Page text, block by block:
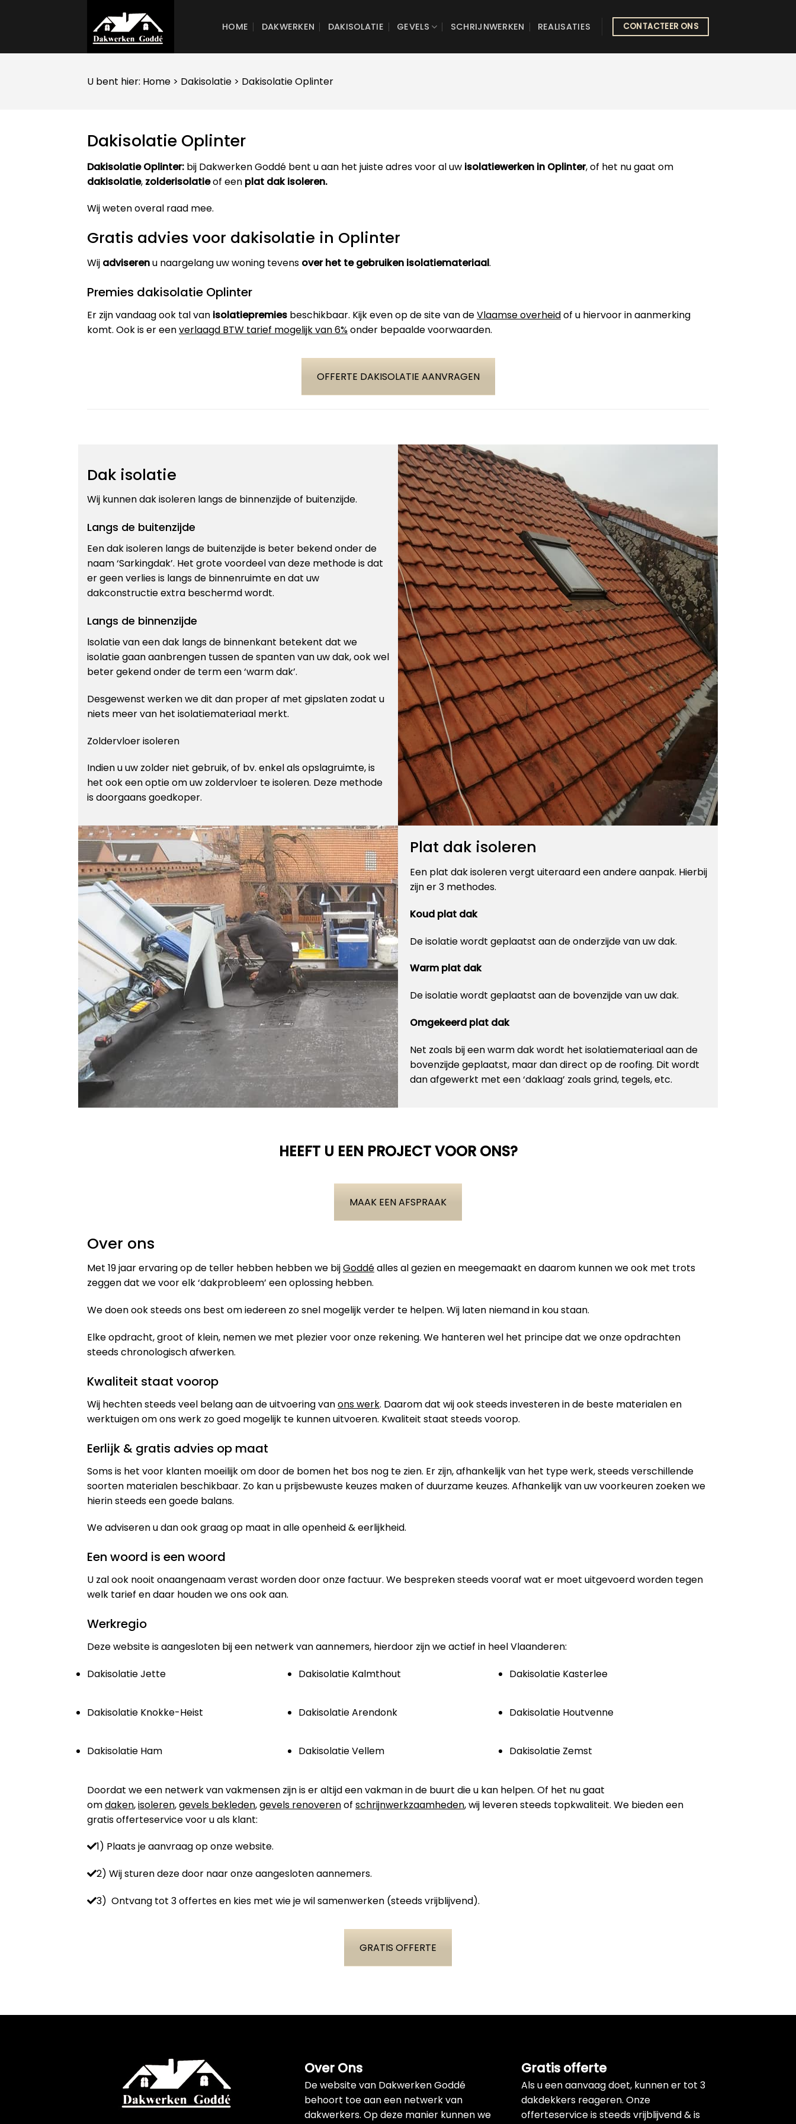
HOME DAKWERKEN DAKISOLATIE GEVELS SCHRIJNWERKEN REALISATIES CONTACTEER ONS
U bent hier: Home > Dakisolatie > Dakisolatie Oplinter
Dakisolatie Oplinter
Dakisolatie Oplinter: bij Dakwerken Goddé bent u aan het juiste adres voor al uw isolatiewerken in Oplinter, of het nu gaat om
dakisolatie, zolderisolatieof een plat dak isoleren.
Wij weten overal raad mee.
Gratis advies voor dakisolatie in Oplinter
Wij adviserenu naargelang uw woning tevens over het te gebruiken isolatiemateriaal.
Premies dakisolatie Oplinter
Er zijn vandaag ook tal van isolatiepremies beschikbaar. Kijk even op de site van deVlaamse overheidof u hiervoor in aanmerking
komt. Ook is er eenverlaagd BTW tarief mogelijk van 6%onder bepaalde voorwaarden.
OFFERTE DAKISOLATIE AANVRAGEN
Dak isolatie
Wij kunnen dak isoleren langs de binnenzijde of buitenzijde.
Langs de buitenzijde
Een dak isoleren langs de buitenzijde is beter bekend onder de
naam ‘Sarkingdak’. Het grote voordeel van deze methode is dat
er geen verlies is langs de binnenruimte en dat uw
dakconstructie extra beschermd wordt.
Langs de binnenzijde
Isolatie van een dak langs de binnenkant betekent dat we
isolatie gaan aanbrengen tussen de spanten van uw dak, ook wel
beter gekend onder de term een ‘warm dak’.
Desgewenst werken we dit dan proper af met gipslaten zodat u
niets meer van het isolatiemateriaal merkt.
Zoldervloer isoleren
Indien u uw zolder niet gebruik, of bv. enkel als opslagruimte, is
het ook een optie om uw zoldervloer te isoleren. Deze methode
is doorgaans goedkoper.
Plat dak isoleren
Een plat dak isoleren vergt uiteraard een andere aanpak. Hierbij
zijn er 3 methodes.
Koud plat dak
De isolatie wordt geplaatst aan de onderzijde van uw dak.
Warm plat dak
De isolatie wordt geplaatst aan de bovenzijde van uw dak.
Omgekeerd plat dak
Net zoals bij een warm dak wordt het isolatiemateriaal aan de
bovenzijde geplaatst, maar dan direct op de roofing. Dit wordt
dan afgewerkt met een ‘daklaag’ zoals grind, tegels, etc.
HEEFT U EEN PROJECT VOOR ONS?
MAAK EEN AFSPRAAK
Over ons
Met 19 jaar ervaring op de teller hebben hebben we bijGoddéalles al gezien en meegemaakt en daarom kunnen we ook met trots
zeggen dat we voor elk ‘dakprobleem’ een oplossing hebben.
We doen ook steeds ons best om iedereen zo snel mogelijk verder te helpen. Wij laten niemand in kou staan.
Elke opdracht, groot of klein, nemen we met plezier voor onze rekening. We hanteren wel het principe dat we onze opdrachten
steeds chronologisch afwerken.
Kwaliteit staat voorop
Wij hechten steeds veel belang aan de uitvoering vanons werk. Daarom dat wij ook steeds investeren in de beste materialen en
werktuigen om ons werk zo goed mogelijk te kunnen uitvoeren. Kwaliteit staat steeds voorop.
Eerlijk & gratis advies op maat
Soms is het voor klanten moeilijk om door de bomen het bos nog te zien. Er zijn, afhankelijk van het type werk, steeds verschillende
soorten materialen beschikbaar. Zo kan u prijsbewuste keuzes maken of duurzame keuzes. Afhankelijk van uw voorkeuren zoeken we
hierin steeds een goede balans.
We adviseren u dan ook graag op maat in alle openheid & eerlijkheid.
Een woord is een woord
U zal ook nooit onaangenaam verast worden door onze factuur. We bespreken steeds vooraf wat er moet uitgevoerd worden tegen
welk tarief en daar houden we ons ook aan.
Werkregio
Deze website is aangesloten bij een netwerk van aannemers, hierdoor zijn we actief in heel Vlaanderen:
Dakisolatie Jette
Dakisolatie Kalmthout Dakisolatie Kasterlee
Dakisolatie Knokke-Heist Dakisolatie Arendonk Dakisolatie Houtvenne
Dakisolatie Ham Dakisolatie Vellem Dakisolatie Zemst
Doordat we een netwerk van vakmensen zijn is er altijd een vakman in de buurt die u kan helpen. Of het nu gaat
omdaken,isoleren,gevels bekleden,gevels renoverenof schrijnwerkzaamheden, wij leveren steeds topkwaliteit. We bieden een
gratis offerteservice voor u als klant:
1) Plaats je aanvraag op onze website.
2) Wij sturen deze door naar onze aangesloten aannemers.
3) Ontvang tot 3 offertes en kies met wie je wil samenwerken (steeds vrijblijvend).
GRATIS OFFERTE
Over Ons
De website van Dakwerken Goddé
behoort toe aan een netwerk van
dakwerkers. Op deze manier kunnen we
Gratis offerte
Als u een aanvaag doet, kunnen er tot 3
dakdekkers reageren. Onze
offerteservice is steeds vrijblijvend & is